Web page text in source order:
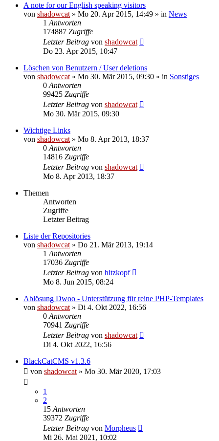
A note for our English speaking visitors
von shadowcat » Mo 20. Apr 2015, 14:49 » in News
1 Antworten
174887 Zugriffe
Letzter Beitrag von shadowcat
Do 23. Apr 2015, 10:47
Löschen von Benutzern / User deletions
von shadowcat » Mo 30. Mär 2015, 09:30 » in Sonstiges
0 Antworten
99425 Zugriffe
Letzter Beitrag von shadowcat
Mo 30. Mär 2015, 09:30
Wichtige Links
von shadowcat » Mo 8. Apr 2013, 18:37
0 Antworten
14816 Zugriffe
Letzter Beitrag von shadowcat
Mo 8. Apr 2013, 18:37
Themen
Antworten
Zugriffe
Letzter Beitrag
Liste der Repositories
von shadowcat » Do 21. Mär 2013, 19:14
1 Antworten
17036 Zugriffe
Letzter Beitrag von hitzkopf
Mo 8. Jun 2015, 08:24
Ablösung Dwoo - Unterstützung für reine PHP-Templates
von shadowcat » Di 4. Okt 2022, 16:56
0 Antworten
70941 Zugriffe
Letzter Beitrag von shadowcat
Di 4. Okt 2022, 16:56
BlackCatCMS v1.3.6
von shadowcat » Mo 30. Mär 2020, 17:03
1
2
15 Antworten
39372 Zugriffe
Letzter Beitrag von Morpheus
Mi 26. Mai 2021, 10:02